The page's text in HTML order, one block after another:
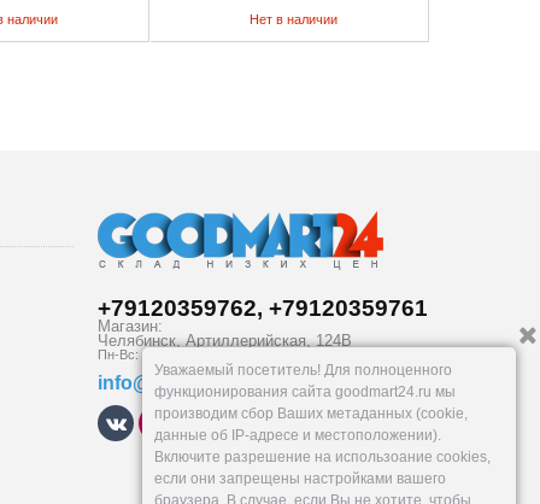
наличии Нет в наличии
+79120359762, +79120359761
Магазин:
Челябинск,Артиллерийская, 124В
Пн-Вс: 10-19
info@goodmart24.ru
Уважаемый посетитель! Для полноценного
функционирования сайта goodmart24.ru мы
производим сбор Ваших метаданных (cookie,
данные об IP-адресе и местоположении).
Включите разрешение на использоание cookies,
если они запрещены настройками вашего
браузера. В случае, если Вы не хотите, чтобы